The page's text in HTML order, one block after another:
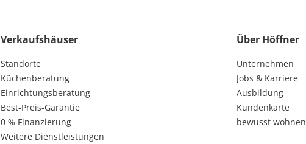
Verkaufshäuser
Standorte
Küchenberatung
Einrichtungsberatung
Best-Preis-Garantie
0 % Finanzierung
Weitere Dienstleistungen
Über Höffner
Unternehmen
Jobs & Karriere
Ausbildung
Kundenkarte
bewusst wohnen